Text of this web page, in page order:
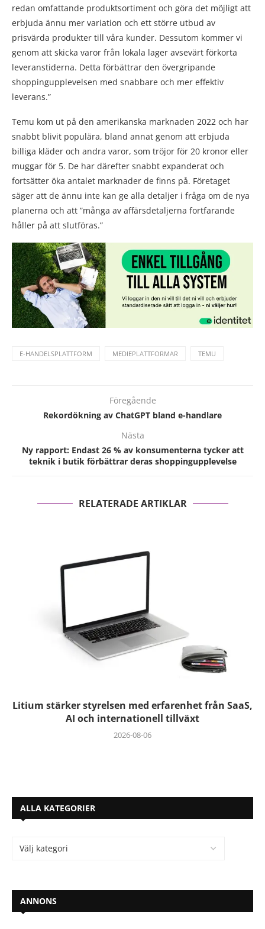
redan omfattande produktsortiment och göra det möjligt att
erbjuda ännu mer variation och ett större utbud av
prisvärda produkter till våra kunder. Dessutom kommer vi
genom att skicka varor från lokala lager avsevärt förkorta
leveranstiderna. Detta förbättrar den övergripande
shoppingupplevelsen med snabbare och mer effektiv
leverans.”
Temu kom ut på den amerikanska marknaden 2022 och har
snabbt blivit populära, bland annat genom att erbjuda
billiga kläder och andra varor, som tröjor för 20 kronor eller
muggar för 5. De har därefter snabbt expanderat och
fortsätter öka antalet marknader de finns på. Företaget
säger att de ännu inte kan ge alla detaljer i fråga om de nya
planerna och att ”många av affärsdetaljerna fortfarande
håller på att slutföras.”
E-HANDELSPLATTFORM MEDIEPLATTFORMAR TEMU
Föregående
Rekordökning av ChatGPT bland e-handlare
Nästa
Ny rapport: Endast 26 % av konsumenterna tycker att
teknik i butik förbättrar deras shoppingupplevelse
RELATERADE ARTIKLAR
Litium stärker styrelsen med erfarenhet från SaaS,
AI och internationell tillväxt
2026-08-06
ALLA KATEGORIER
ANNONS